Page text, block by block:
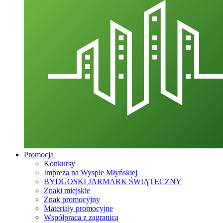
Promocja
Konkursy
Impreza na Wyspie Młyńskiej
BYDGOSKI JARMARK ŚWIĄTECZNY
Znaki miejskie
Znak promocyjny
Materiały promocyjne
Współpraca z zagranicą